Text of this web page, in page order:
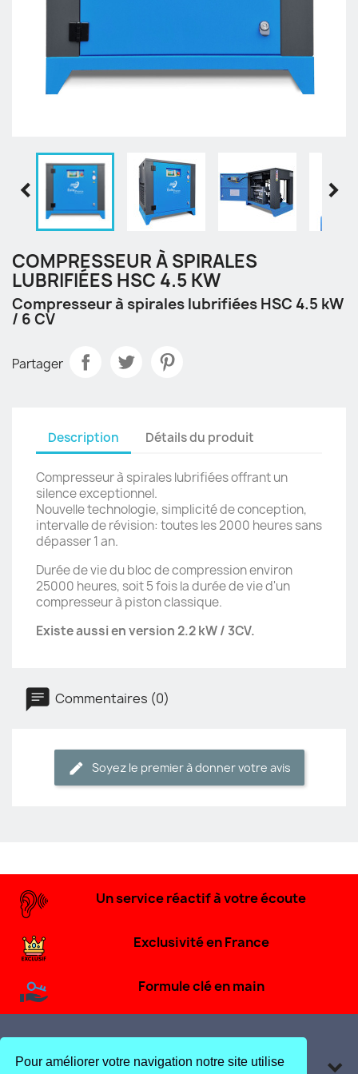
Pour améliorer votre navigation notre site utilise
 
COMPRESSEUR À SPIRALES
LUBRIFIÉES HSC 4.5 KW
Compresseur à spirales lubrifiées HSC 4.5 kW
/ 6 CV
Partager
Description Détails du produit
Compresseur à spirales lubrifiées offrant un
silence exceptionnel.
Nouvelle technologie, simplicité de conception,
intervalle de révision: toutes les 2000 heures sans
dépasser 1 an.
Durée de vie du bloc de compression environ
25000 heures, soit 5 fois la durée de vie d'un
compresseur à piston classique.
Existe aussi en version 2.2 kW / 3CV.
Commentaires (0)
Soyez le premier à donner votre avis
Un service réactif à votre écoute
Exclusivité en France
Formule clé en main
Produits 